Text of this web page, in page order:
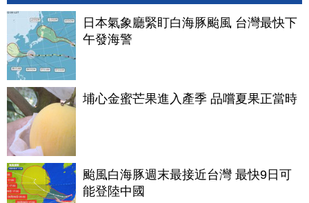
日本氣象廳緊盯白海豚颱風 台灣最快下
午發海警
埔心金蜜芒果進入產季 品嚐夏果正當時
颱風白海豚週末最接近台灣 最快9日可
能登陸中國